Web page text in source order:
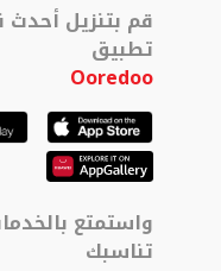
قم بتنزيل
تطبيق
Ooredoo
واستمتع
تناسبك